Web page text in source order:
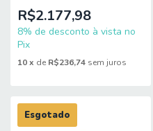
R$2.177,98
8% de desconto à vista no
Pix
10x de R$236,74 sem juros
Esgotado